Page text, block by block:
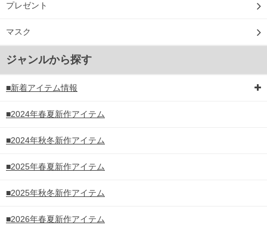
プレゼント
マスク
ジャンルから探す
■新着アイテム情報
■2024年春夏新作アイテム
■2024年秋冬新作アイテム
■2025年春夏新作アイテム
■2025年秋冬新作アイテム
■2026年春夏新作アイテム